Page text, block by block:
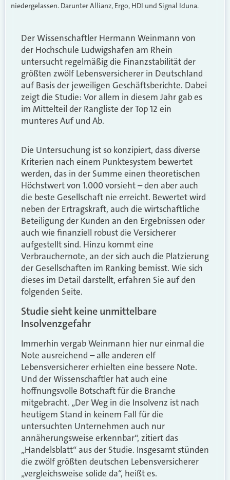
niedergelassen. Darunter Allianz, Ergo, HDI und Signal Iduna.
Der Wissenschaftler Hermann Weinmann von
der Hochschule Ludwigshafen am Rhein
untersucht regelmäßig die Finanzstabilität der
größten zwölf Lebensversicherer in Deutschland
auf Basis der jeweiligen Geschäftsberichte. Dabei
zeigt die Studie: Vor allem in diesem Jahr gab es
im Mittelteil der Rangliste der Top 12 ein
munteres Auf und Ab.
Die Untersuchung ist so konzipiert, dass diverse
Kriterien nach einem Punktesystem bewertet
werden, das in der Summe einen theoretischen
Höchstwert von 1.000 vorsieht – den aber auch
die beste Gesellschaft nie erreicht. Bewertet wird
neben der Ertragskraft, auch die wirtschaftliche
Beteiligung der Kunden an den Ergebnissen oder
auch wie finanziell robust die Versicherer
aufgestellt sind. Hinzu kommt eine
Verbrauchernote, an der sich auch die Platzierung
der Gesellschaften im Ranking bemisst. Wie sich
dieses im Detail darstellt, erfahren Sie auf den
folgenden Seite.
Studie sieht keine unmittelbare
Insolvenzgefahr
Immerhin vergab Weinmann hier nur einmal die
Note ausreichend – alle anderen elf
Lebensversicherer erhielten eine bessere Note.
Und der Wissenschaftler hat auch eine
hoffnungsvolle Botschaft für die Branche
mitgebracht. „Der Weg in die Insolvenz ist nach
heutigem Stand in keinem Fall für die
untersuchten Unternehmen auch nur
annäherungsweise erkennbar“, zitiert das
„Handelsblatt“ aus der Studie. Insgesamt stünden
die zwölf größten deutschen Lebensversicherer
„vergleichsweise solide da“, heißt es.